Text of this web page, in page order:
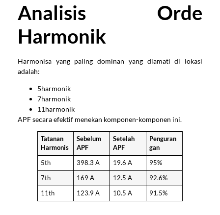
Analisis Orde
Harmonik
Harmonisa yang paling dominan yang diamati di lokasi
adalah:
5harmonik
7harmonik
11harmonik
APF secara efektif menekan komponen-komponen ini.
Tatanan
Harmonis
Sebelum
APF
Setelah
APF
Penguran
gan
5th 398.3 A 19.6 A 95%
7th 169 A 12.5 A 92.6%
11th 123.9 A 10.5 A 91.5%